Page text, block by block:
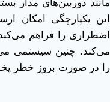
مانند دوربین‌های مدار
این یکپارچگی امکان
اضطراری را فراهم
می‌کند. چنین سیستمی
را در صورت بروز خطر